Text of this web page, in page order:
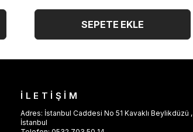
SEPETE EKLE
İLETİŞİM
Adres: İstanbul Caddesi No 51 Kavaklı Beylikdüzü ,
İstanbul